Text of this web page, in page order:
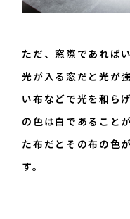
ただ、窓際であれば
光が入る窓だと光が
い布などで光を和ら
の色は白であること
た布だとその布の色
す。